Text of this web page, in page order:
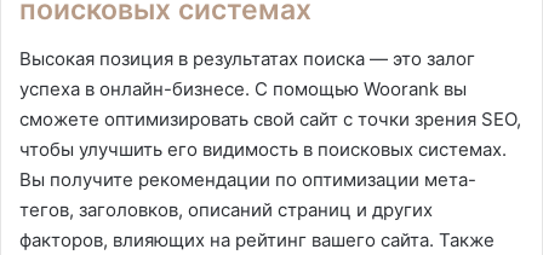
поисковых системах
Высокая позиция в результатах поиска — это залог
успеха в онлайн-бизнесе. С помощью Woorank вы
сможете оптимизировать свой сайт с точки зрения SEO,
чтобы улучшить его видимость в поисковых системах.
Вы получите рекомендации по оптимизации мета-
тегов, заголовков, описаний страниц и других
факторов, влияющих на рейтинг вашего сайта. Также